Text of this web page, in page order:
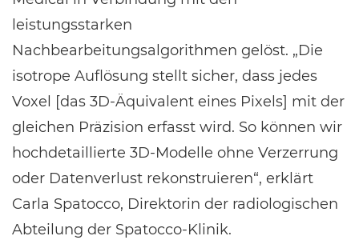
leistungsstarken
Nachbearbeitungsalgorithmen gelöst. „Die
isotrope Auflösung stellt sicher, dass jedes
Voxel [das 3D-Äquivalent eines Pixels] mit der
gleichen Präzision erfasst wird. So können wir
hochdetaillierte 3D-Modelle ohne Verzerrung
oder Datenverlust rekonstruieren“, erklärt
Carla Spatocco, Direktorin der radiologischen
Abteilung der Spatocco-Klinik.